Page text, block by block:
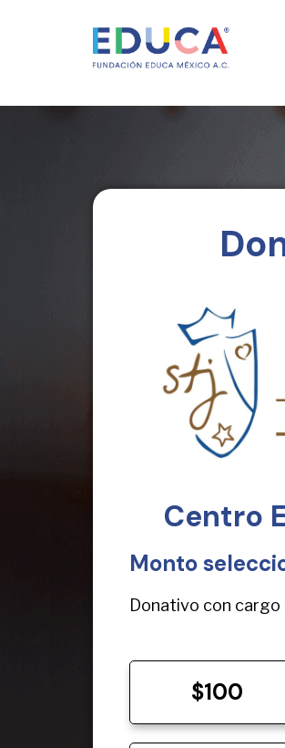
Centro
Monto
Donativo con
$100